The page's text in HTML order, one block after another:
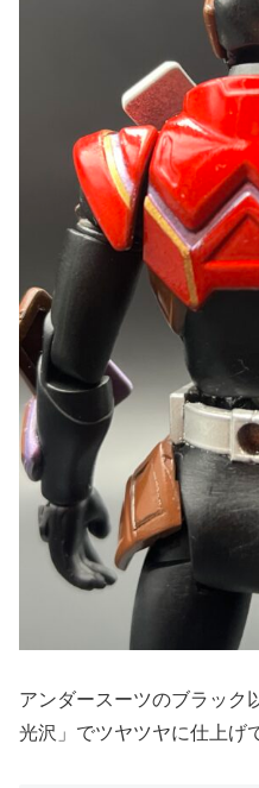
アンダースーツのブラック
光沢」でツヤツヤに仕上げ